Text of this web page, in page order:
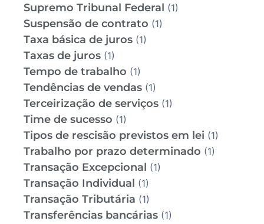
Supremo Tribunal Federal (1)
Suspensão de contrato (1)
Taxa básica de juros (1)
Taxas de juros (1)
Tempo de trabalho (1)
Tendências de vendas (1)
Terceirização de serviços (1)
Time de sucesso (1)
Tipos de rescisão previstos em lei (1)
Trabalho por prazo determinado (1)
Transação Excepcional (1)
Transação Individual (1)
Transação Tributária (1)
Transferências bancárias (1)